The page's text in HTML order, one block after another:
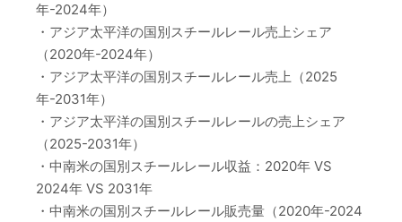
年-2024年）
・アジア太平洋の国別スチールレール売上シェア
（2020年-2024年）
・アジア太平洋の国別スチールレール売上（2025
年-2031年）
・アジア太平洋の国別スチールレールの売上シェア
（2025-2031年）
・中南米の国別スチールレール収益：2020年 VS
2024年 VS 2031年
・中南米の国別スチールレール販売量（2020年-2024